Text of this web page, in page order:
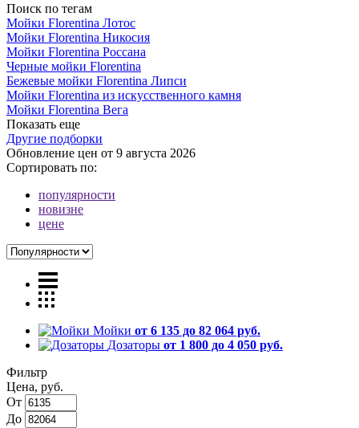
Поиск по тегам
Мойки Florentina Лотос
Мойки Florentina Никосия
Мойки Florentina Россана
Черные мойки Florentina
Бежевые мойки Florentina Липси
Мойки Florentina из искусственного камня
Мойки Florentina Вега
Показать еще
Другие подборки
Обновление цен от 9 августа 2026
Сортировать по:
популярности
новизне
цене
Мойки от 6 135 до 82 064 руб.
Дозаторы от 1 800 до 4 050 руб.
Фильтр
Цена, руб.
От
До